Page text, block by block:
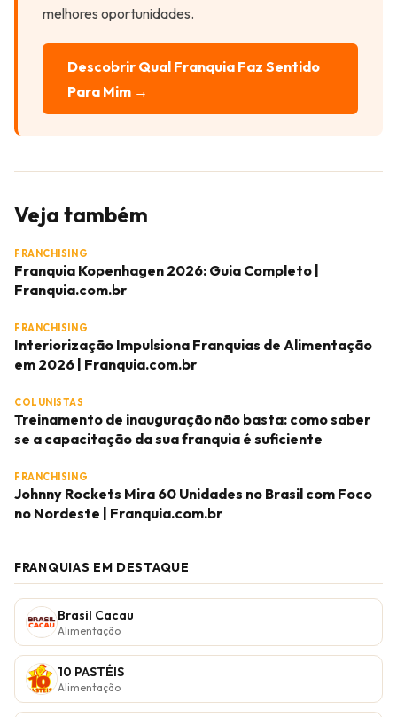
melhores oportunidades.
Descobrir Qual Franquia Faz Sentido
Para Mim →
Veja também
FRANCHISING
Franquia Kopenhagen 2026: Guia Completo |
Franquia.com.br
FRANCHISING
Interiorização Impulsiona Franquias de Alimentação
em 2026 | Franquia.com.br
COLUNISTAS
Treinamento de inauguração não basta: como saber
se a capacitação da sua franquia é suficiente
FRANCHISING
Johnny Rockets Mira 60 Unidades no Brasil com Foco
no Nordeste | Franquia.com.br
FRANQUIAS EM DESTAQUE
Brasil Cacau
Alimentação
10 PASTÉIS
Alimentação